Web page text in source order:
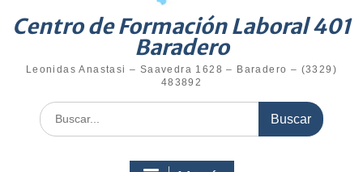
Centro de Formación Laboral 401
Baradero
Leonidas Anastasi – Saavedra 1628 – Baradero – (3329)
483892